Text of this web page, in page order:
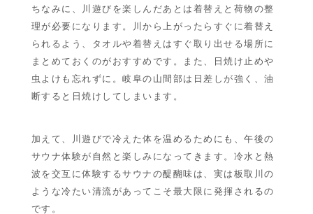
ちなみに、川遊びを楽しんだあとは着替えと荷物の整
理が必要になります。川から上がったらすぐに着替え
られるよう、タオルや着替えはすぐ取り出せる場所に
まとめておくのがおすすめです。また、日焼け止めや
虫よけも忘れずに。岐阜の山間部は日差しが強く、油
断すると日焼けしてしまいます。
加えて、川遊びで冷えた体を温めるためにも、午後の
サウナ体験が自然と楽しみになってきます。冷水と熱
波を交互に体験するサウナの醍醐味は、実は板取川の
ような冷たい清流があってこそ最大限に発揮されるの
です。